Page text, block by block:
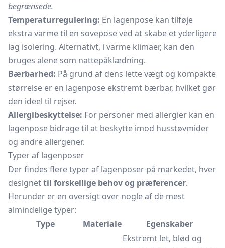
begrænsede.
Temperaturregulering: En lagenpose kan tilføje
ekstra varme til en sovepose ved at skabe et yderligere
lag isolering. Alternativt, i varme klimaer, kan den
bruges alene som nattepåklædning.
Bærbarhed: På grund af dens lette vægt og kompakte
størrelse er en lagenpose ekstremt bærbar, hvilket gør
den ideel til rejser.
Allergibeskyttelse: For personer med allergier kan en
lagenpose bidrage til at beskytte imod husstøvmider
og andre allergener.
Typer af lagenposer
Der findes flere typer af lagenposer på markedet, hver
designettil forskellige behov og præferencer.
Herunder er en oversigt over nogle af de mest
almindelige typer:
Type
Materiale Egenskaber
Ekstremt let, blød og